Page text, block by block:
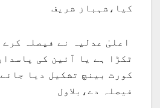
کیا،شہباز شریف
اعلیٰ عدلیہ نے فیصلہ
ٹکڑا ہے یا آئین کی
کورٹ بینچ تشکیل دیا
فیصلہ دے،بلاول